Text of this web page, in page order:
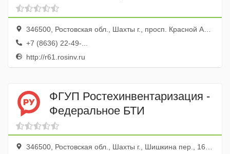
Ростехинвентаризация -
Федеральное БТИ
346500, Ростовская обл., Шахты г., просп. Красной Армии, 146
+7 (8636) 22-49-...
http://r61.rosinv.ru
ФГУП Ростехинвентаризация -
Федеральное БТИ
346500, Ростовская обл., Шахты г., Шишкина пер., 162, МФЦ